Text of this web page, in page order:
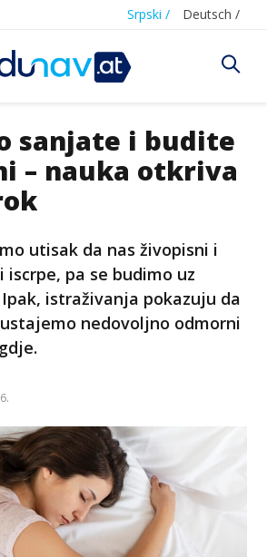
Srpski / Deutsch /
sanjate i budite
– nauka otkriva
utisak da nas živopisni i
pa se budimo uz
istraživanja pokazuju da
nedovoljno odmorni